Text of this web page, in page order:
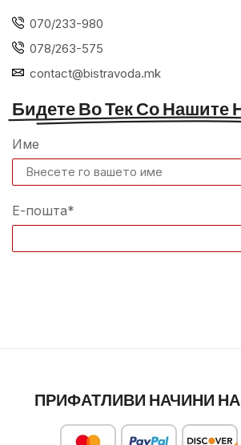
070/233-980
078/263-575
contact@bistravoda.mk
Бидете Во Тек Со Нашите
Име
Е-пошта*
ПРИФАТЛИВИ НАЧИНИ